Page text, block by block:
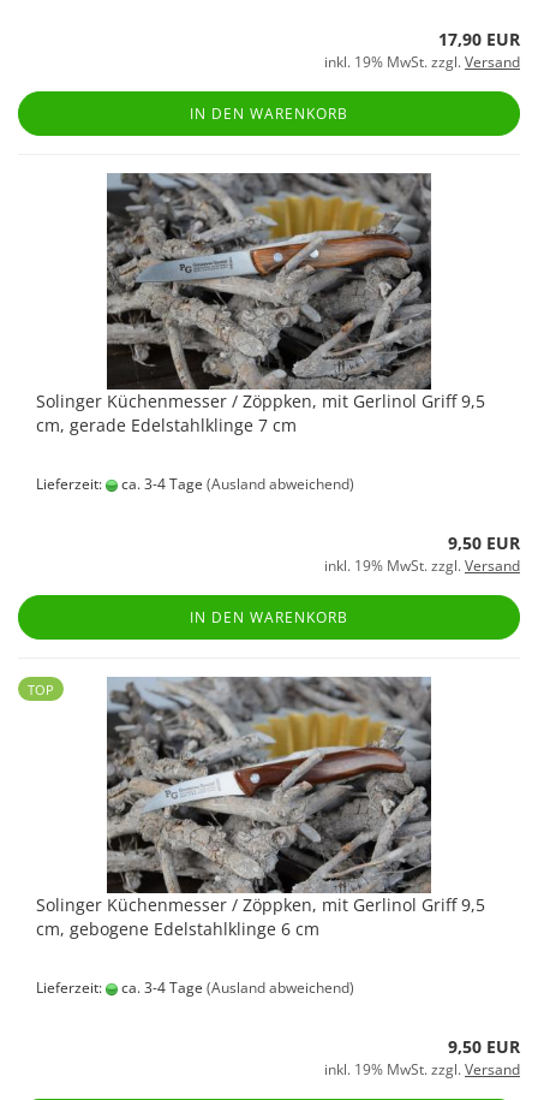
17,90 EUR
inkl. 19% MwSt. zzgl.Versand
IN DEN WARENKORB
Solinger Küchenmesser / Zöppken, mit Gerlinol Griff 9,5
cm, gerade Edelstahlklinge 7 cm
Lieferzeit: ca. 3-4 Tage (Ausland abweichend)
9,50 EUR
inkl. 19% MwSt. zzgl.Versand
IN DEN WARENKORB
TOP
Solinger Küchenmesser / Zöppken, mit Gerlinol Griff 9,5
cm, gebogene Edelstahlklinge 6 cm
Lieferzeit: ca. 3-4 Tage (Ausland abweichend)
9,50 EUR
inkl. 19% MwSt. zzgl.Versand